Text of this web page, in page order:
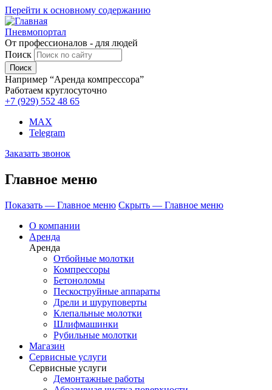
Перейти к основному содержанию
Пневмопортал
От профессионалов - для людей
Поиск
Например “Аренда компрессора”
Работаем круглосуточно
+7 (929) 552 48 65
MAX
Telegram
Заказать звонок
Главное меню
Показать — Главное меню Скрыть — Главное меню
О компании
Аренда
Аренда
Отбойные молотки
Компрессоры
Бетоноломы
Пескоструйные аппараты
Дрели и шуруповерты
Клепальные молотки
Шлифмашинки
Рубильные молотки
Магазин
Сервисные услуги
Сервисные услуги
Демонтажные работы